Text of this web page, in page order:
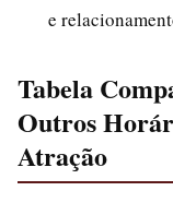
e
Tabela
Outros
Atração